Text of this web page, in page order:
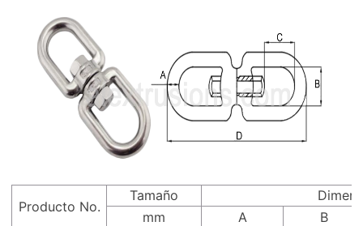
Producto No.
Tamaño
mm
A
B